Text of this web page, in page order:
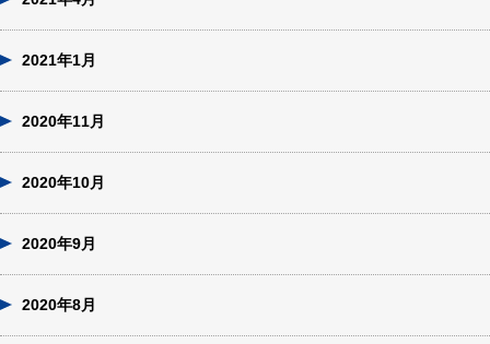
2021年1月
2020年11月
2020年10月
2020年9月
2020年8月